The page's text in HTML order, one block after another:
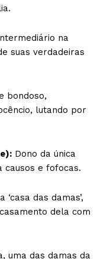
na
suas verdadeiras
bondoso,
lutando por
Dono da única
causos e fofocas.
‘casa das damas’,
dela com
uma das damas da